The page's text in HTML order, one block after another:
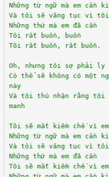
Những từ ngữ mà em cần
Và tôi sẽ văng tục vì tôi
Những thứ mà em đã cần
Tôi rất buồn, buồn
Tôi rất buồn, rất buồn.
Oh, nhưng tôi sợ phải ly
Có thể sẽ không có một
này
Và tôi thú nhận rằng tôi
manh
Tôi sẽ mất kiềm chế vì
Những từ ngữ mà em cần
Và tôi sẽ văng tục vì tôi
Những thứ mà em đã cần
Tôi sẽ mất kiềm chế vì